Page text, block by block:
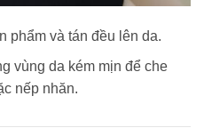
phẩm và tán đều lên da.
vùng da kém mịn để che
nếp nhăn.